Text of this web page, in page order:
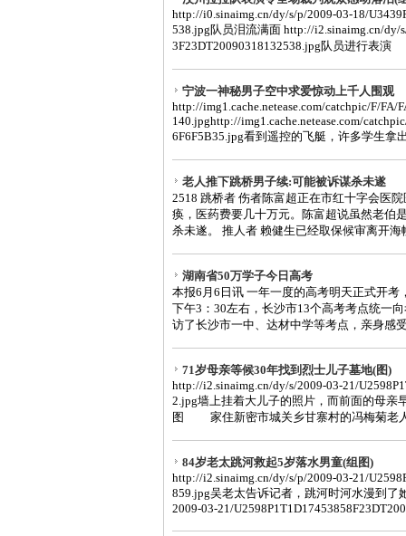
http://i0.sinaimg.cn/dy/s/p/2009-03-18/
538.jpg队员泪流满面 http://i2.sinaimg.cn/dy/
3F23DT20090318132538.jpg队员进行表
宁波一神秘男子空中求爱惊动上千人围观
http://img1.cache.netease.com/catchpic/F/
140.jpghttp://img1.cache.netease.com/
6F6F5B35.jpg看到遥控的飞艇，许多学生拿
老人推下跳桥男子续:可能被诉谋杀未遂
2518 跳桥者 伤者陈富超正在市红十字会医
痪，医药费要几十万元。陈富超说虽然老伯
杀未遂。 推人者 赖健生已经取保候审离开海
湖南省50万学子今日高考
本报6月6日讯 一年一度的高考明天正式开
下午3：30左右，长沙市13个高考考点统一
访了长沙市一中、达材中学等考点，亲身感
71岁母亲等候30年找到烈士儿子墓地(图)
http://i2.sinaimg.cn/dy/s/2009-03-21/
2.jpg墙上挂着大儿子的照片，而前面的母
图 家住新密市城关乡甘寨村的冯梅菊老
84岁老太跳河救起5岁落水男童(组图)
http://i2.sinaimg.cn/dy/s/p/2009-03-21/
859.jpg吴老太告诉记者，跳河时河水漫到了
2009-03-21/